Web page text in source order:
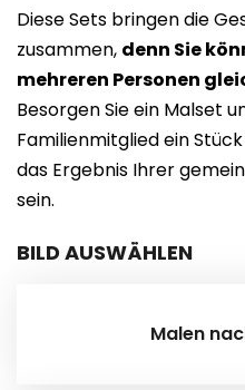
Diese Sets bringen die
zusammen, denn Sie
mehreren Personen
Besorgen Sie ein Malset
Familienmitglied ein
das Ergebnis Ihrer
sein.
BILD AUSWÄHLEN
Malen